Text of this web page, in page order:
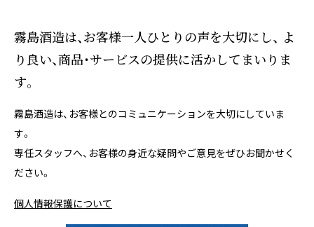
霧島酒造は、お客様一人ひとりの声を大切にし、 よ
り良い、商品・サービスの提供に活かしてまいりま
す。
霧島酒造は、お客様とのコミュニケーションを大切にしていま
す。
専任スタッフへ、お客様の身近な疑問やご意見をぜひお聞かせく
ださい。
個人情報保護について